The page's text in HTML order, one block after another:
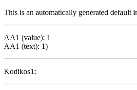
This is an automatically generated default
AA1 (value): 1
AA1 (text): 1)
Kodikos1: